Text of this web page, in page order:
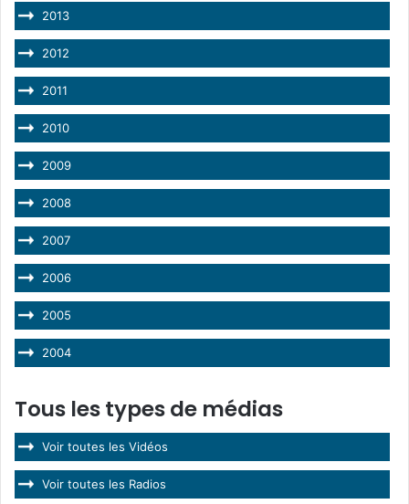
2013
2012
2011
2010
2009
2008
2007
2006
2005
2004
Tous les types de médias
Voir toutes les Vidéos
Voir toutes les Radios